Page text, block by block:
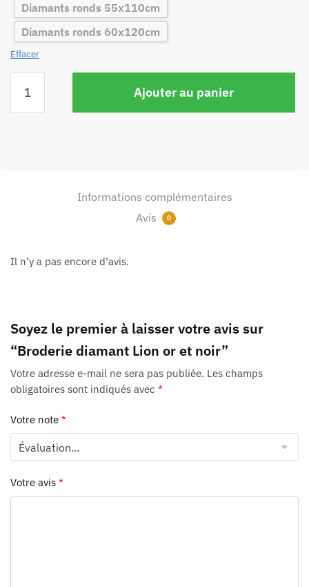
Diamants ronds 55x110cm
Diamants ronds 60x120cm
Effacer
Ajouter au panier
Informations complémentaires
Avis
0
Il n’y a pas encore d’avis.
Soyez le premier à laisser votre avis sur
“Broderie diamant Lion or et noir”
Votre adresse e-mail ne sera pas publiée. Les champs
obligatoires sont indiqués avec *
Votre note *
Votre avis *